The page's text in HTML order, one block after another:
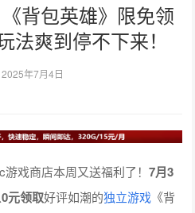
背包英雄》限免领
法爽到停不下来！
2025年7月4日
戏商店本周又送福利了！7月3
0元领取好评如潮的独立游戏 《背